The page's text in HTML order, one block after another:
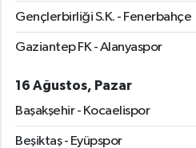
Gençlerbirliği S.K. - Fenerbahçe
Gaziantep FK - Alanyaspor
16 Ağustos, Pazar
Başakşehir - Kocaelispor
Beşiktaş - Eyüpspor